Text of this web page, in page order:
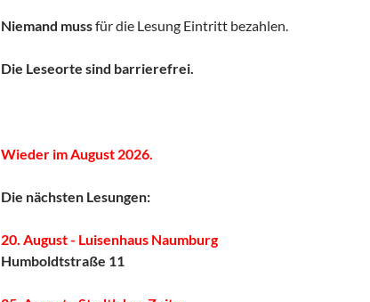
Niemand mussfür die Lesung Eintritt bezahlen.
Die Leseorte sind barrierefrei.
Wieder im August 2026.
Die nächsten Lesungen:
20. August - Luisenhaus Naumburg
Humboldtstraße 11